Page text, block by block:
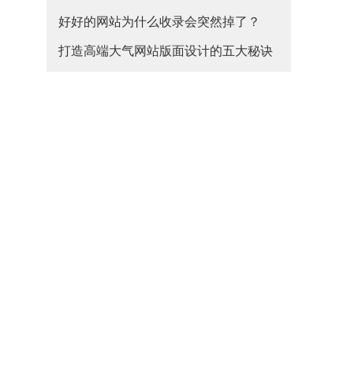
好好的网站为什么收录会突然掉了？
打造高端大气网站版面设计的五大秘诀